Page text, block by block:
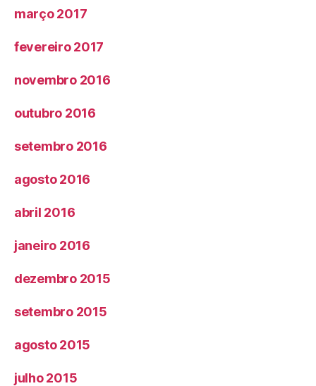
março 2017
fevereiro 2017
novembro 2016
outubro 2016
setembro 2016
agosto 2016
abril 2016
janeiro 2016
dezembro 2015
setembro 2015
agosto 2015
julho 2015